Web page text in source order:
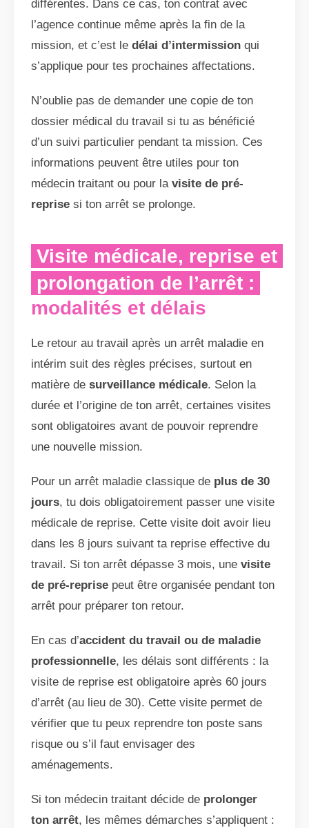
différentes. Dans ce cas, ton contrat avec
l’agence continue même après la fin de la
mission, et c’est le délai d’intermission qui
s’applique pour tes prochaines affectations.
N’oublie pas de demander une copie de ton
dossier médical du travail si tu as bénéficié
d’un suivi particulier pendant ta mission. Ces
informations peuvent être utiles pour ton
médecin traitant ou pour la visite de pré-
reprise si ton arrêt se prolonge.
Visite médicale, reprise et
prolongation de l’arrêt :
modalités et délais
Le retour au travail après un arrêt maladie en
intérim suit des règles précises, surtout en
matière de surveillance médicale. Selon la
durée et l’origine de ton arrêt, certaines visites
sont obligatoires avant de pouvoir reprendre
une nouvelle mission.
Pour un arrêt maladie classique de plus de 30
jours, tu dois obligatoirement passer une visite
médicale de reprise. Cette visite doit avoir lieu
dans les 8 jours suivant ta reprise effective du
travail. Si ton arrêt dépasse 3 mois, une visite
de pré-reprise peut être organisée pendant ton
arrêt pour préparer ton retour.
En cas d’accident du travail ou de maladie
professionnelle, les délais sont différents : la
visite de reprise est obligatoire après 60 jours
d’arrêt (au lieu de 30). Cette visite permet de
vérifier que tu peux reprendre ton poste sans
risque ou s’il faut envisager des
aménagements.
Si ton médecin traitant décide de prolonger
ton arrêt, les mêmes démarches s’appliquent :